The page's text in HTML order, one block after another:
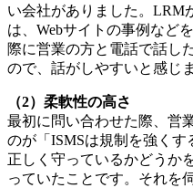
い会社がありました。LRM
は、Webサイトの事例など
際に営業の方と電話で話し
ので、話がしやすいと感じ
（2）柔軟性の高さ
最初に問い合わせた際、営
のが「ISMSは規制を強く
正しく守っているかどうか
っていたことです。それを